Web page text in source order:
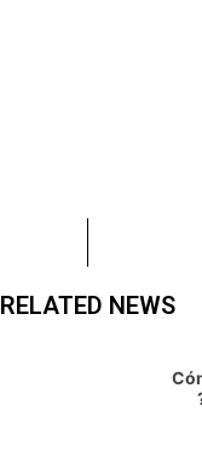
RELATED NEWS